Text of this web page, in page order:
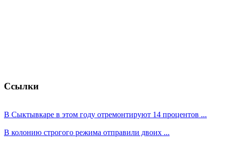
Ссылки
В Сыктывкаре в этом году отремонтируют 14 процентов ...
В колонию строгого режима отправили двоих ...